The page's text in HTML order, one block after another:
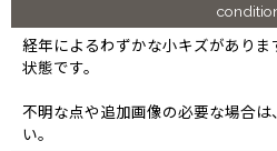
経年によるわずかな小キズがあり
状態です。
不明な点や追加画像の必要な場合
い。